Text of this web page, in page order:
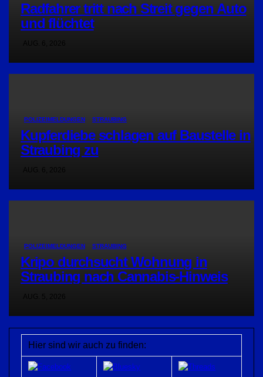
Radfahrer tritt nach Streit gegen Auto
und flüchtet
POLIZEIMELDUNGEN STRAUBING
Kupferdiebe schlagen auf Baustelle in
Straubing zu
POLIZEIMELDUNGEN STRAUBING
Kripo durchsucht Wohnung in
Straubing nach Cannabis-Hinweis
Hier sind wir auch zu finden: